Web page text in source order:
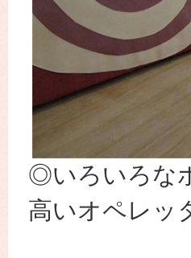
◎いろいろな
高いオペレッ